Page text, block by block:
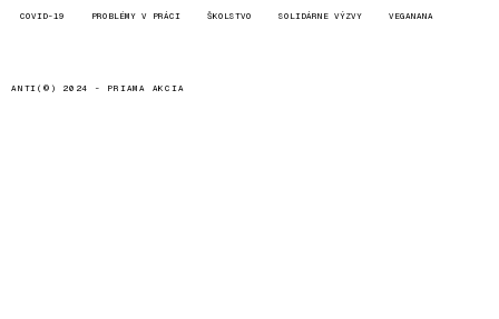
COVID-19 PROBLÉMY V PRÁCI ŠKOLSTVO SOLIDÁRNE VÝZVY VEGANANA
ANTI(©) 2024 - PRIAMA AKCIA